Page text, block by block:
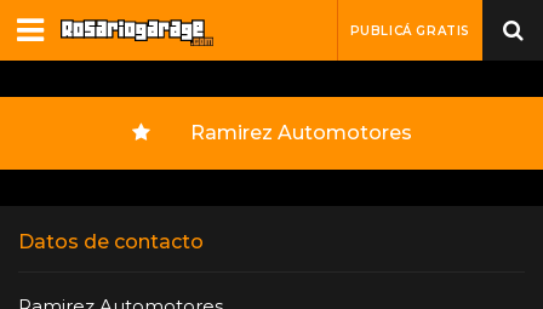
PUBLICÁ GRATIS
Ramirez Automotores
Datos de contacto